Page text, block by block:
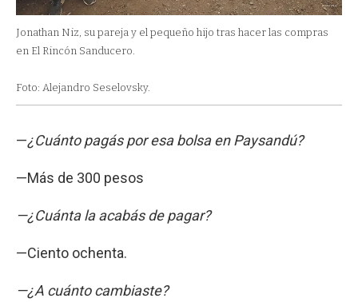
Jonathan Niz, su pareja y el pequeño hijo tras hacer las compras
en El Rincón Sanducero.
Foto: Alejandro Seselovsky.
—¿Cuánto pagás por esa bolsa en Paysandú?
—Más de 300 pesos
—¿Cuánta la acabás de pagar?
—Ciento ochenta.
—¿A cuánto cambiaste?